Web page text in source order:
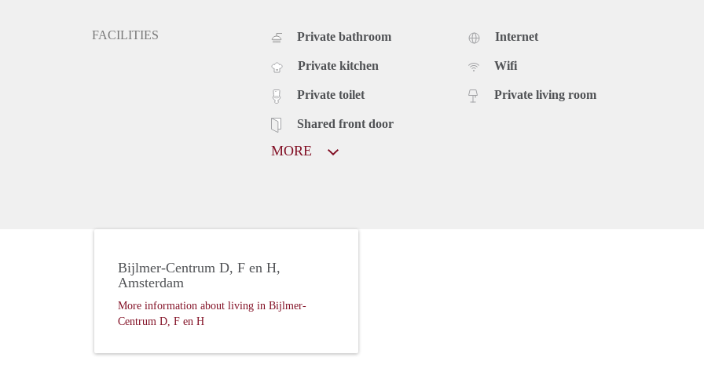
FACILITIES Private bathroom
Private kitchen
Private toilet
Shared front door
Internet
Wifi
Private living room
MORE
Bijlmer-Centrum D, F en H,
Amsterdam
More information about living in Bijlmer-
Centrum D, F en H